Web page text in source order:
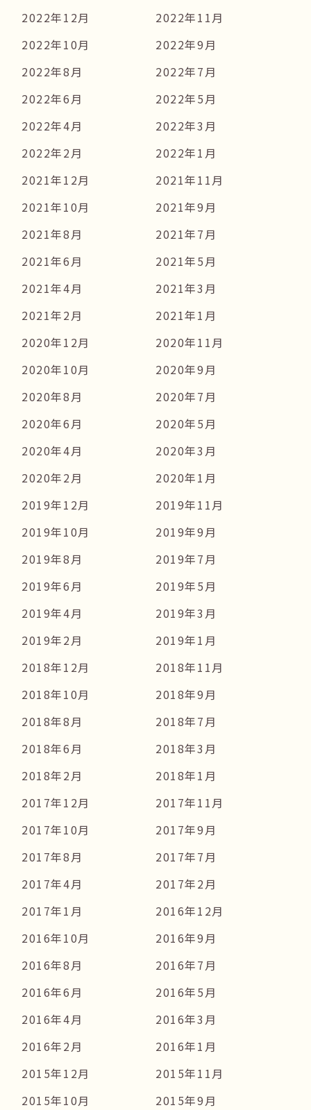
2022年12月
2022年11月
2022年10月
2022年9月
2022年8月
2022年7月
2022年6月
2022年5月
2022年4月
2022年3月
2022年2月
2022年1月
2021年12月
2021年11月
2021年10月
2021年9月
2021年8月
2021年7月
2021年6月
2021年5月
2021年4月
2021年3月
2021年2月
2021年1月
2020年12月
2020年11月
2020年10月
2020年9月
2020年8月
2020年7月
2020年6月
2020年5月
2020年4月
2020年3月
2020年2月
2020年1月
2019年12月
2019年11月
2019年10月
2019年9月
2019年8月
2019年7月
2019年6月
2019年5月
2019年4月
2019年3月
2019年2月
2019年1月
2018年12月
2018年11月
2018年10月
2018年9月
2018年8月
2018年7月
2018年6月
2018年3月
2018年2月
2018年1月
2017年12月
2017年11月
2017年10月
2017年9月
2017年8月
2017年7月
2017年4月
2017年2月
2017年1月
2016年12月
2016年10月
2016年9月
2016年8月
2016年7月
2016年6月
2016年5月
2016年4月
2016年3月
2016年2月
2016年1月
2015年12月
2015年11月
2015年10月
2015年9月